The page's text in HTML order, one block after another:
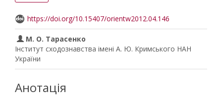
https://doi.org/10.15407/orientw2012.04.146
М. О. Тарасенко
Інститут сходознавства імені А. Ю. Кримського НАН
України
Анотація